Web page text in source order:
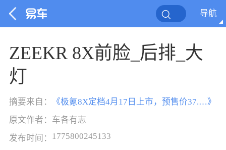
导航
ZEEKR 8X前脸_后排_大
灯
摘要来自： 《 极氪8X定档4月17日上市，预售价37.68万起》
原文作者： 车各有志
发布时间： 1775800245133